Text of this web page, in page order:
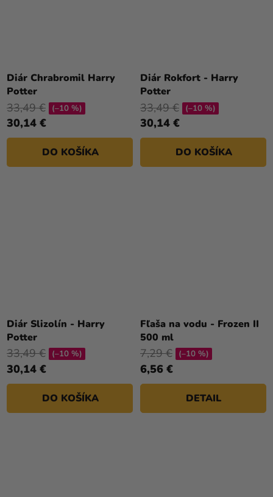
Diár Chrabromil Harry
Potter
30,14 €
33,49 € (–10 %)
DO KOŠÍKA
Diár Rokfort - Harry
Potter
30,14 €
33,49 € (–10 %)
DO KOŠÍKA
Diár Slizolín - Harry
Potter
30,14 €
33,49 € (–10 %)
DO KOŠÍKA
Fľaša na vodu - Frozen II
500 ml
6,56 €
7,29 € (–10 %)
DETAIL